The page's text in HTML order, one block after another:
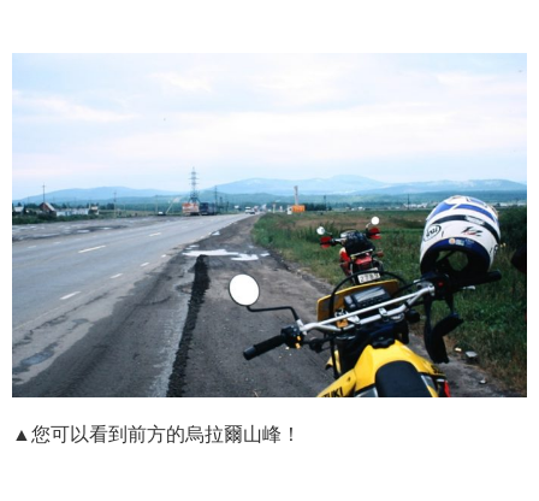
▲您可以看到前方的烏拉爾山峰！